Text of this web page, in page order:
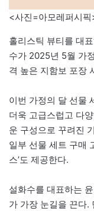
<사진=아모레퍼시픽
홀리스틱 뷰티를 대
수가 2025년 5월 가
격 높은 지함보 포장
이번 가정의 달 선물
더욱 고급스럽고 다
운 구성으로 꾸려진
일부 선물 세트 구매
스’도 제공한다.
설화수를 대표하는
가 가장 눈길을 끈다.